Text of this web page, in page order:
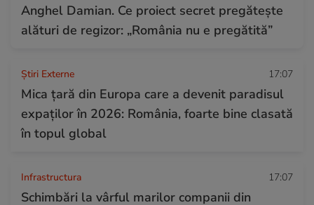
Anghel Damian. Ce proiect secret pregătește
alături de regizor: „România nu e pregătită”
Știri Externe 17:07
Mica țară din Europa care a devenit paradisul
expaților în 2026: România, foarte bine clasată
în topul global
Infrastructura 17:07
Schimbări la vârful marilor companii din